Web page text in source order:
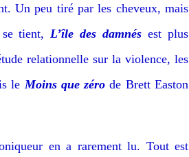
Un peu tiré par les cheveux, mais
tient, L’île des damnés est plus
relationnelle sur la violence, les
le Moins que zéro de Brett Easton
en a rarement lu. Tout est